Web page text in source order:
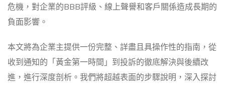
危機，對企業的BBB評級、線上聲譽和客戶關係造成長期的
負面影響。
本文將為企業主提供一份完整、詳盡且具操作性的指南，從
收到通知的「黃金第一時間」到投訴的徹底解決與後續改
進，進行深度剖析。我們將超越表面的步驟說明，深入探討